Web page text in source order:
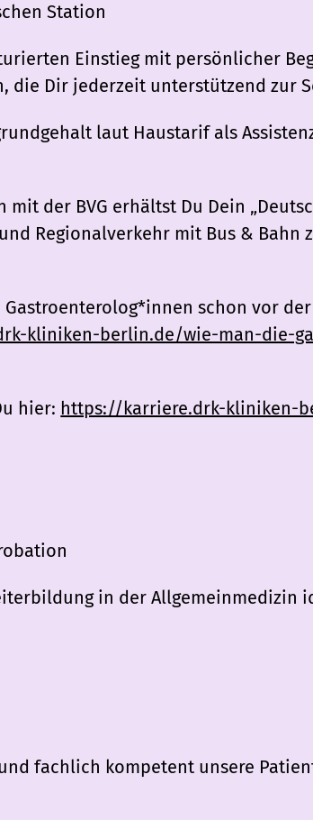
Station
Einstieg mit persönlicher
die Dir jederzeit unterstützend zur
laut Haustarif als
mit der BVG erhältst Du Dein
Regionalverkehr mit Bus & Bahn
schon vor
kliniken-berlin.de/wie-man-die-
hier: https://karriere.drk-kliniken-
in der Allgemeinmedizin
fachlich kompetent unsere